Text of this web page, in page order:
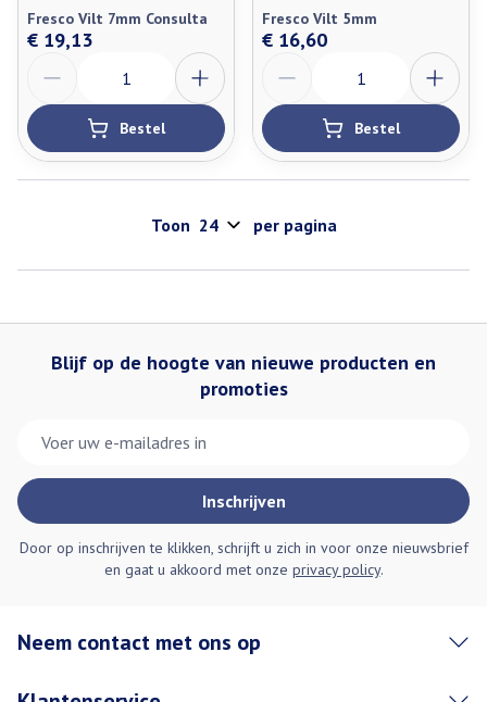
Fresco Vilt 7mm Consulta
€ 19,13
Bestel
Fresco Vilt 5mm
€ 16,60
Bestel
Toon per pagina
Blijf op de hoogte van nieuwe producten en
promoties
Inschrijven
Door op inschrijven te klikken, schrijft u zich in voor onze nieuwsbrief
en gaat u akkoord met onze privacy policy.
Neem contact met ons op